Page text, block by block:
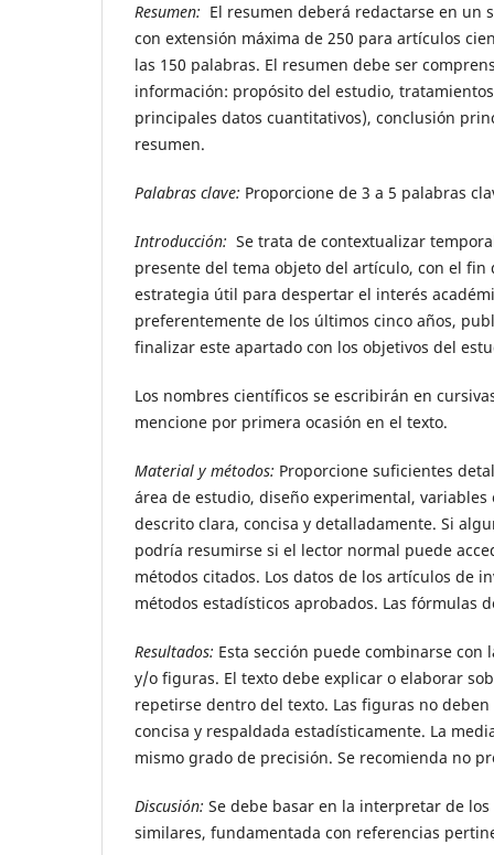
Resumen: El resumen deberá redactarse en un
con extensión máxima de 250 para artículos
las 150 palabras. El resumen debe ser
información: propósito del estudio,
principales datos cuantitativos), conclusión
resumen.
Palabras clave: Proporcione de 3 a 5 palabras
Introducción: Se trata de contextualizar
presente del tema objeto del artículo, con el
estrategia útil para despertar el interés
preferentemente de los últimos cinco años,
finalizar este apartado con los objetivos del
Los nombres científicos se escribirán en
mencione por primera ocasión en el texto.
Material y métodos: Proporcione suficientes
área de estudio, diseño experimental,
descrito clara, concisa y detalladamente. Si
podría resumirse si el lector normal puede
métodos citados. Los datos de los artículos de
métodos estadísticos aprobados. Las fórmulas
Resultados: Esta sección puede combinarse
y/o figuras. El texto debe explicar o elaborar
repetirse dentro del texto. Las figuras no
concisa y respaldada estadísticamente. La
mismo grado de precisión. Se recomienda no
Discusión: Se debe basar en la interpretar de
similares, fundamentada con referencias